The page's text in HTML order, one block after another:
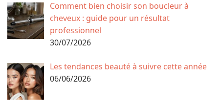
Comment bien choisir son boucleur à
cheveux : guide pour un résultat
professionnel
30/07/2026
Les tendances beauté à suivre cette année
06/06/2026